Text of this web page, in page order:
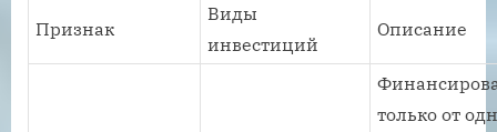
Признак
Виды
инвестиций
Описание
только от